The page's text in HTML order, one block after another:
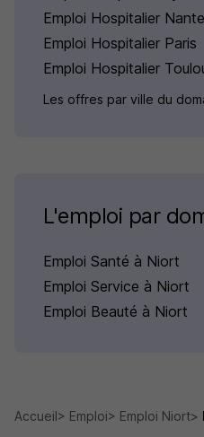
Emploi Hospitalier
Emploi Hospitalier Paris
Emploi Hospitalier
Les offres par ville du
L'emploi par
Emploi Santé à Niort
Emploi Service à Niort
Emploi Beauté à Niort
Accueil Emploi Emploi Niort